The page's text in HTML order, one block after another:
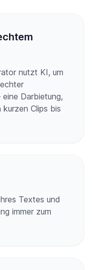
nutzt KI, um
Darbietung,
Clips bis
Textes und
immer zum